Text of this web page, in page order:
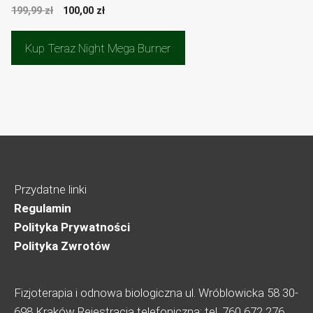
199,99zł
Pierwotna
wynosiła:
199,99 zł.
100,00 złAktualna
wynosi:
100,00 zł.
Kup Teraz Night Mega Burner
Przydatne linki
Regulamin
Polityka Prywatności
Polityka Zwrotów
Fizjoterapia i odnowa biologiczna ul. Wróblowicka 58 30-